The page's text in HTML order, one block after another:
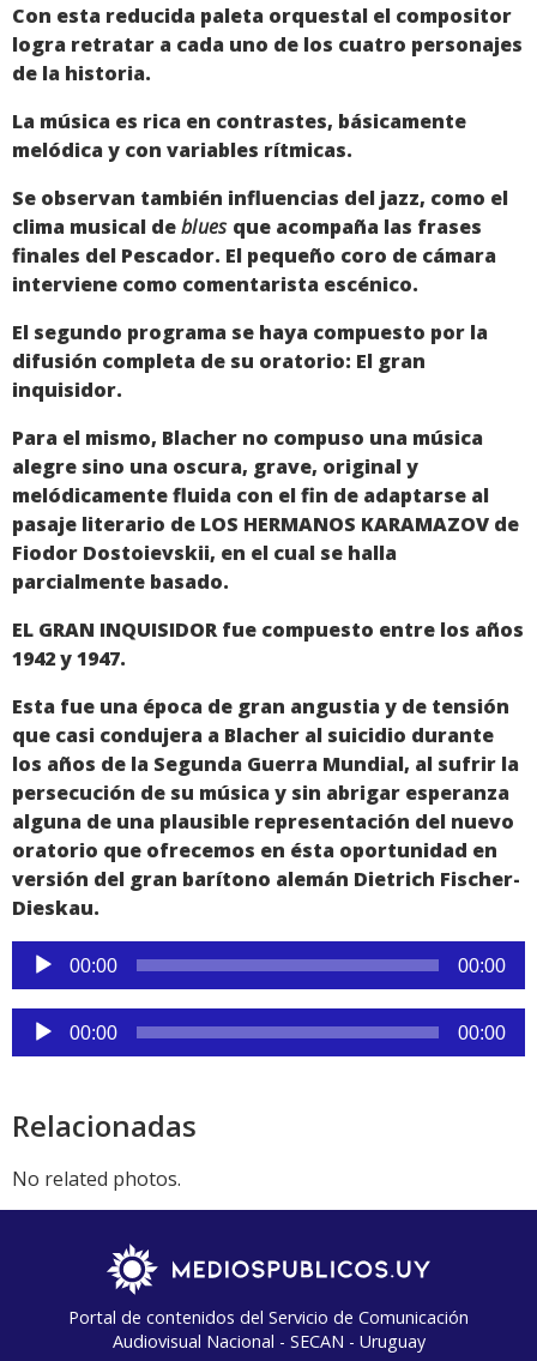
Con esta reducida paleta orquestal el compositor
logra retratar a cada uno de los cuatro personajes
de la historia.
La música es rica en contrastes, básicamente
melódica y con variables rítmicas.
Se observan también influencias del jazz, como el
clima musical debluesque acompaña las frases
finales del Pescador. El pequeño coro de cámara
interviene como comentarista escénico.
El segundo programa se haya compuesto por la
difusión completa de su oratorio: El gran
inquisidor.
Para el mismo, Blacher no compuso una música
alegre sino una oscura, grave, original y
melódicamente fluida con el fin de adaptarse al
pasaje literario de LOS HERMANOS KARAMAZOV de
Fiodor Dostoievskii, en el cual se halla
parcialmente basado.
EL GRAN INQUISIDOR fue compuesto entre los años
1942 y 1947.
Esta fue una época de gran angustia y de tensión
que casi condujera a Blacher al suicidio durante
los años de la Segunda Guerra Mundial, al sufrir la
persecución de su música y sin abrigar esperanza
alguna de una plausible representación del nuevo
oratorio que ofrecemos en ésta oportunidad en
versión del gran barítono alemán Dietrich Fischer-
Dieskau.
Reproductor
de
audio
00:00 00:00
Reproductor
de
00:00 00:00
Relacionadas
No related photos.
Portal de contenidos del Servicio de Comunicación
Audiovisual Nacional - SECAN - Uruguay